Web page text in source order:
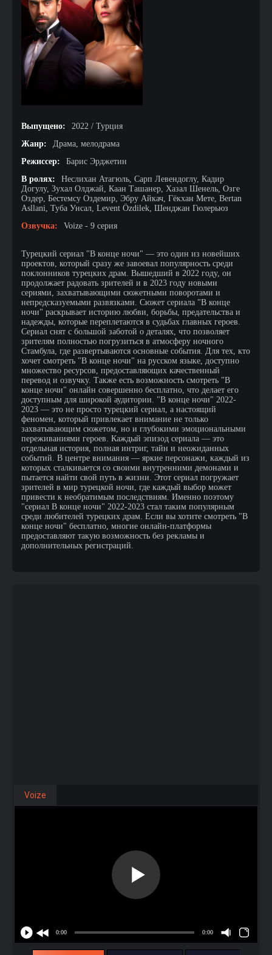
Выпущено:
2022 / Турция
Жанр:
Драма, мелодрама
Режиссер:
Барис Эрджетин
В ролях:
Неслихан Атагюль, Сарп Левендоглу, Кадир
Догулу, Зухал Олджай, Каан Ташанер, Хазал Шенель, Озге
Оздер, Бестемсу Оздемир, Эбру Айкач, Гёкхан Мете, Bertan
Asllani, Туба Унсал, Levent Özdilek, Шенджан Гюлерьюз
Озвучка:
Voize - 9 серия
Турецкий сериал "В конце ночи" — это один из новейших
проектов, который сразу же завоевал популярность среди
поклонников турецких драм. Вышедший в 2022 году, он
продолжает радовать зрителей и в 2023 году новыми
сериями, захватывающими сюжетными поворотами и
непредсказуемыми развязками. Сюжет сериала "В конце
ночи" раскрывает историю любви, борьбы, предательства и
надежды, которые переплетаются в судьбах главных героев.
Сериал снят с большой заботой о деталях, что позволяет
зрителям полностью погрузиться в атмосферу ночного
Стамбула, где развертываются основные события. Для тех, кто
хочет смотреть "В конце ночи" на русском языке, доступно
множество ресурсов, предоставляющих качественный
перевод и озвучку. Также есть возможность смотреть "В
конце ночи" онлайн совершенно бесплатно, что делает его
доступным для широкой аудитории. "В конце ночи" 2022-
2023 — это не просто турецкий сериал, а настоящий
феномен, который привлекает внимание не только
захватывающим сюжетом, но и глубокими эмоциональными
переживаниями героев. Каждый эпизод сериала — это
отдельная история, полная интриг, тайн и неожиданных
событий. В центре внимания — яркие персонажи, каждый из
которых сталкивается со своими внутренними демонами и
пытается найти свой путь в жизни. Этот сериал погружает
зрителей в мир турецкой ночи, где каждый выбор может
привести к необратимым последствиям. Именно поэтому
"сериал В конце ночи" 2022-2023 стал таким популярным
среди любителей турецких драм. Если вы хотите смотреть "В
конце ночи" бесплатно, многие онлайн-платформы
предоставляют такую возможность без рекламы и
дополнительных регистраций.
Voize